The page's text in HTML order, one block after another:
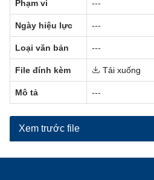
Phạm vi ---
Ngày hiệu lực ---
Loại văn bản ---
File đính kèm Tải xuống
Mô tả ---
Xem trước file